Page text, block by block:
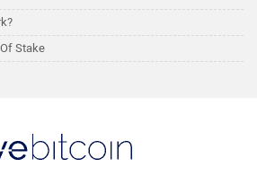
Stake